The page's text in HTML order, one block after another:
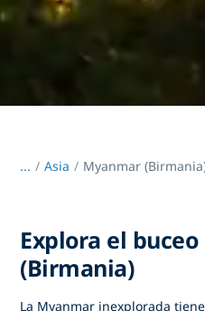
... / Asia Myanmar
Explora el
(Birmania)
La Myanmar inexplorada